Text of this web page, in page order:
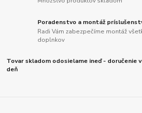
Poradenstvo a montáž
Radi Vám zabezpečíme montáž
doplnkov
Tovar skladom odosielame ineď - doručenie
deň